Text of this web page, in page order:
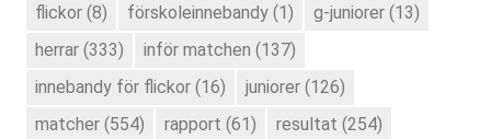
flickor (8) förskoleinnebandy (1) g-juniorer (13)
herrar (333) inför matchen (137)
innebandy för flickor (16) juniorer (126)
matcher (554) rapport (61) resultat (254)